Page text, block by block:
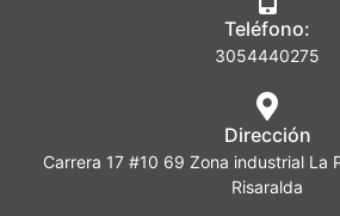
Teléfono:
3054440275
Dirección
Carrera 17 #10 69 Zona industrial La
Risaralda